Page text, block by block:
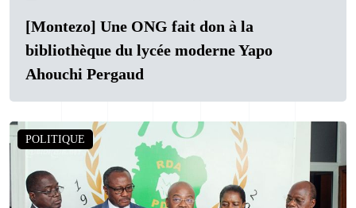
[Montezo] Une ONG fait don à la
bibliothèque du lycée moderne Yapo
Ahouchi Pergaud
POLITIQUE